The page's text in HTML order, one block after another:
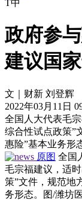
T中
政府参
建议国
文｜财新 刘登辉
2022年03月11日
全国人大代表毛
综合性试点政策”
惠险”基本业务形
原图 全国
毛宗福建议，适
策”文件，规范地
务形态。图/潍坊